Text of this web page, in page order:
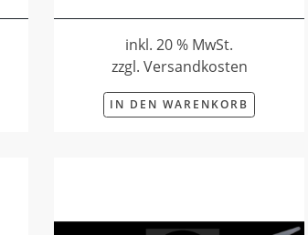
inkl. 20 % MwSt.
zzgl. Versandkosten
IN DEN WARENKORB